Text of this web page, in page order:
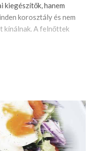
kiegészítők, hanem
korosztály és nem
kínálnak. A felnőttek